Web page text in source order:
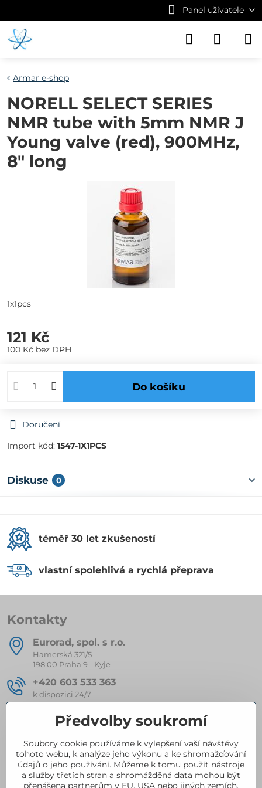
Panel uživatele
Armar e-shop
NORELL SELECT SERIES
NMR tube with 5mm NMR J
Young valve (red), 900MHz,
8" long
1x1pcs
121 Kč
100 Kč bez DPH
Do košíku
Doručení
Import kód: 1547-1X1PCS
Diskuse 0
téměř 30 let zkušeností
vlastní spolehlivá a rychlá přeprava
Kontakty
Eurorad, spol​. s r​.o​.
Hamerská 321/5
198 00 Praha 9 - Kyje
+420 603 533 363
k dispozici 24/7
eurorad​@seznam​.cz
Kompletní nabídka produktů
Předvolby soukromí
Soubory cookie používáme k vylepšení vaší návštěvy
tohoto webu, k analýze jeho výkonu a ke shromažďování
údajů o jeho používání. Můžeme k tomu použít nástroje
a služby třetích stran a shromážděná data mohou být
přenášena partnerům v EU, USA nebo jiných zemích.